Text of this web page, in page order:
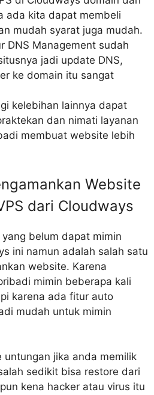
ada kita dapat membeli
mudah syarat juga mudah.
DNS Management sudah
jadi update DNS,
ke domain itu sangat
kelebihan lainnya dapat
dan nimati layanan
membuat website lebih
Website
dari Cloudways
belum dapat mimin
ini namun adalah salah satu
website. Karena
mimin beberapa kali
karena ada fitur auto
mudah untuk mimin
jika anda memilik
sedikit bisa restore dari
kena hacker atau virus itu